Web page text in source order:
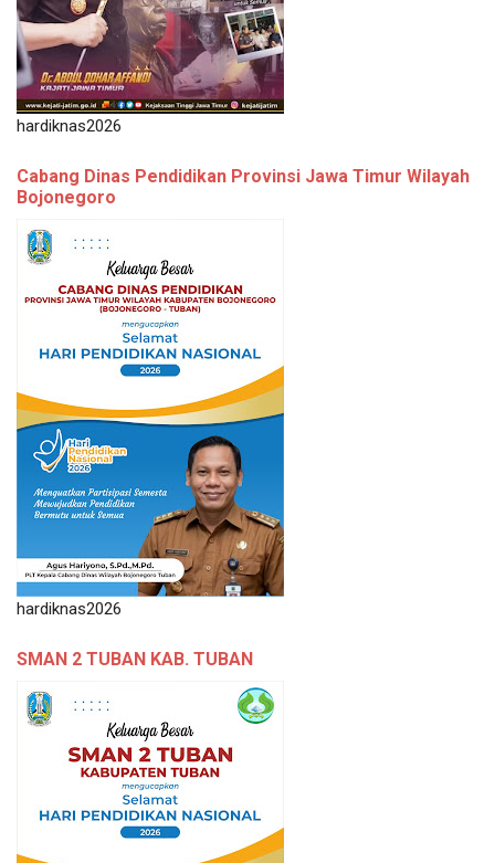
hardiknas2026
Cabang Dinas Pendidikan Provinsi Jawa Timur Wilayah
Bojonegoro
hardiknas2026
SMAN 2 TUBAN KAB. TUBAN